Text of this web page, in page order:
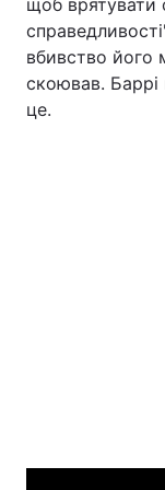
щоб врятувати
вбивство його
скоював.
це.